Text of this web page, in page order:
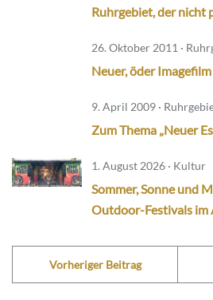
Ruhrgebiet, der nicht
26. Oktober 2011 ·
Neuer, öder
9. April 2009 ·
Zum Thema „Neuer
1. August 2026 · Kultur
Sommer, Sonne und
Outdoor-Festivals im
Vorheriger Beitrag